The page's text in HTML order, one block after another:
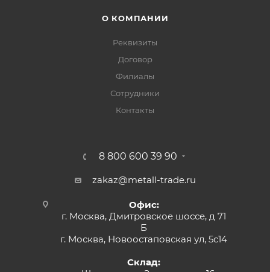
О КОМПАНИИ
Реквизиты
Договор
Филиалы
Сотрудники
Контакты
8 800 600 39 90
zakaz@metall-trade.ru
Офис:
г. Москва, Дмитровское шоссе, д 71
Б
г. Москва, Новоостаповская ул, 5с14
Склад: